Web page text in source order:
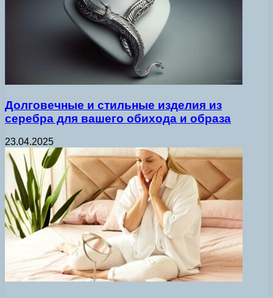
Долговечные и стильные изделия из
серебра для вашего обихода и образа
23.04.2025